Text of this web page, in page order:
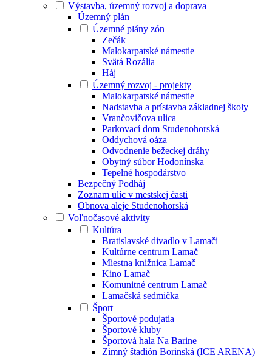
Výstavba, územný rozvoj a doprava
Územný plán
Územné plány zón
Zečák
Malokarpatské námestie
Svätá Rozália
Háj
Územný rozvoj - projekty
Malokarpatské námestie
Nadstavba a prístavba základnej školy
Vrančovičova ulica
Parkovací dom Studenohorská
Oddychová oáza
Odvodnenie bežeckej dráhy
Obytný súbor Hodonínska
Tepelné hospodárstvo
Bezpečný Podháj
Zoznam ulíc v mestskej časti
Obnova aleje Studenohorská
Voľnočasové aktivity
Kultúra
Bratislavské divadlo v Lamači
Kultúrne centrum Lamač
Miestna knižnica Lamač
Kino Lamač
Komunitné centrum Lamač
Lamačská sedmička
Šport
Športové podujatia
Športové kluby
Športová hala Na Barine
Zimný štadión Borinská (ICE ARENA)